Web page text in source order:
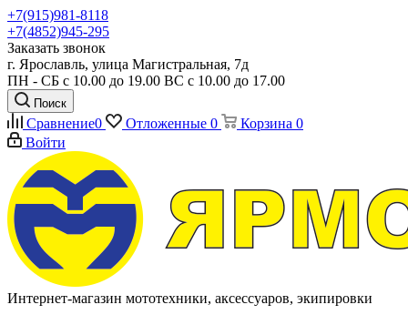
+7(915)981-8118
+7(4852)945-295
Заказать звонок
г. Ярославль, улица Магистральная, 7д
ПН - СБ с 10.00 до 19.00 ВС с 10.00 до 17.00
Поиск
Сравнение0 Отложенные 0 Корзина 0
Войти
Интернет-магазин мототехники, аксессуаров, экипировки